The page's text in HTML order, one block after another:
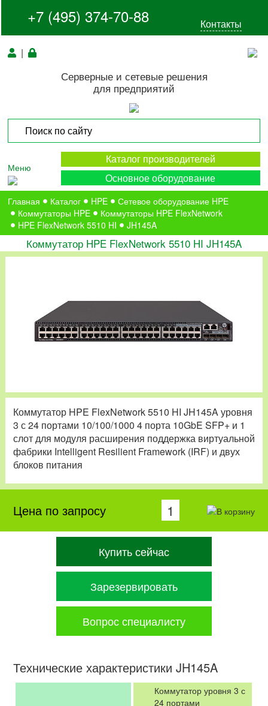
+7 (495) 374-70-88 Контакты
|
Серверные и сетевые решения
для предприятий
Меню
Каталог производителей
Основное оборудование
Главная Каталог HPE
Сетевое оборудование HPE
Коммутаторы HPE
Коммутаторы HPE FlexNetwork
HPE FlexNetwork 5510 HI
JH145A
Коммутатор HPE FlexNetwork 5510 HI JH145A
Коммутатор HPE FlexNetwork 5510 HI JH145A уровня
3 с 24 портами 10/100/1000 4 порта 10GbE SFP+ и 1
слот для модуля расширения поддержка виртуальной
фабрики Intelligent Resilient Framework (IRF) и двух
блоков питания
Цена по запросу
Купить сейчас
Зарезервировать
Вопрос специалисту
Технические характеристики JH145A
Коммутатор уровня 3 с
24 портами